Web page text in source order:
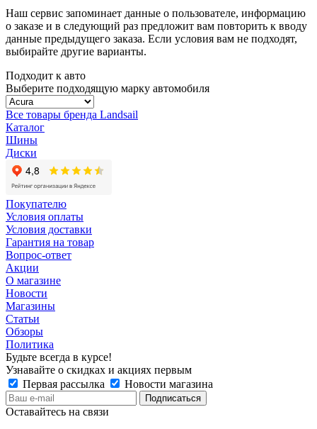
Наш сервис запоминает данные о пользователе, информацию
о заказе и в следующий раз предложит вам повторить к вводу
данные предыдущего заказа. Если условия вам не подходят,
выбирайте другие варианты.
Подходит к авто
Выберите подходящую марку автомобиля
Все товары бренда Landsail
Каталог
Шины
Диски
Покупателю
Условия оплаты
Условия доставки
Гарантия на товар
Вопрос-ответ
Акции
О магазине
Новости
Магазины
Статьи
Обзоры
Политика
Будьте всегда в курсе!
Узнавайте о скидках и акциях первым
Первая рассылка
Новости магазина
Оставайтесь на связи